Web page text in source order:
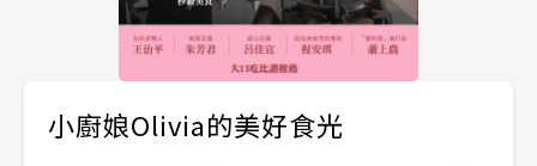
小廚娘Olivia的美好食光